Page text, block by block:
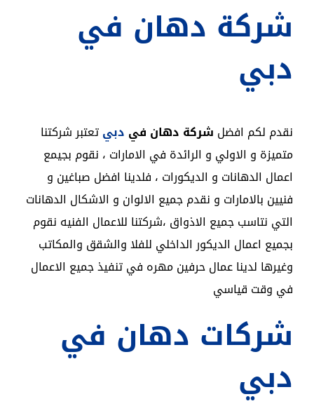
شركة دهان في
دبي
نقدم لكم افضل شركة دهان في دبيتعتبر شركتنا
متميزة و الاولي و الرائدة في الامارات ، نقوم بجيمع
اعمال الدهانات و الديكورات ، فلدينا افضل صباغين و
فنيين بالامارات و نقدم جميع الالوان و الاشكال الدهانات
التي نتاسب جميع الاذواق ،شركتنا للاعمال الفنيه نقوم
بجميع اعمال الديكور الداخلي للفلا والشقق والمكاتب
وغيرها لدينا عمال حرفين مهره في تنفيذ جميع الاعمال
في وقت قياسي
شركات دهان في
دبي